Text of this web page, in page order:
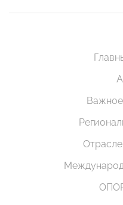
Важное